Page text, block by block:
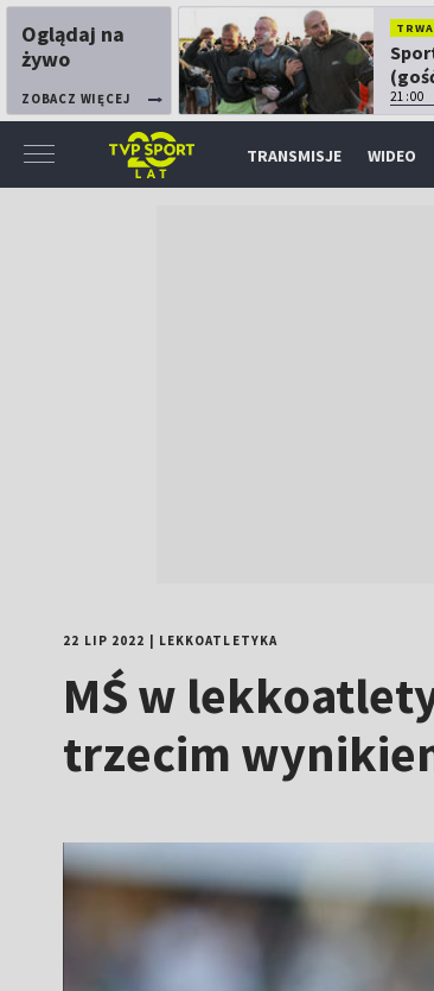
Oglądaj na
żywo
ZOBACZ WIĘCEJ
TRWA
21:00
TRANSMISJE WIDEO
22 LIP 2022 LEKKOATLETYKA
MŚ w
trzecim